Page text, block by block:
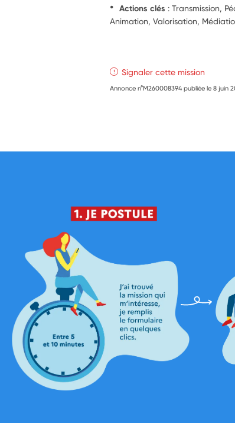
Actions clés : Transmission,
Animation, Valorisation,
Signaler cette mission
Annonce n°M260008394 publiée le8 juin